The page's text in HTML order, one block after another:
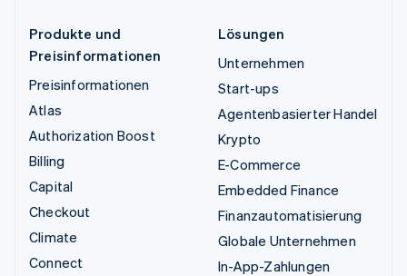
Produkte und
Preisinformationen
Preisinformationen
Atlas
Authorization Boost
Billing
Capital
Checkout
Climate
Connect
Lösungen
Unternehmen
Start-ups
Agentenbasierter Handel
Krypto
E-Commerce
Embedded Finance
Finanzautomatisierung
Globale Unternehmen
In-App-Zahlungen